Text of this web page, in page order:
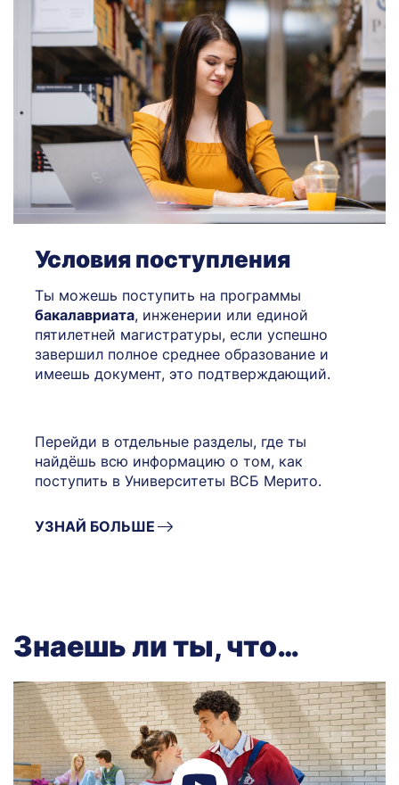
Условия поступления
Ты можешь поступить на программы
бакалавриата, инженерии или единой
пятилетней магистратуры, если успешно
завершил полное среднее образование и
имеешь документ, это подтверждающий.
Перейди в отдельные разделы, где ты
найдёшь всю информацию о том, как
поступить в Университеты ВСБ Мерито.
УЗНАЙ БОЛЬШЕ
Знаешь ли ты, что…